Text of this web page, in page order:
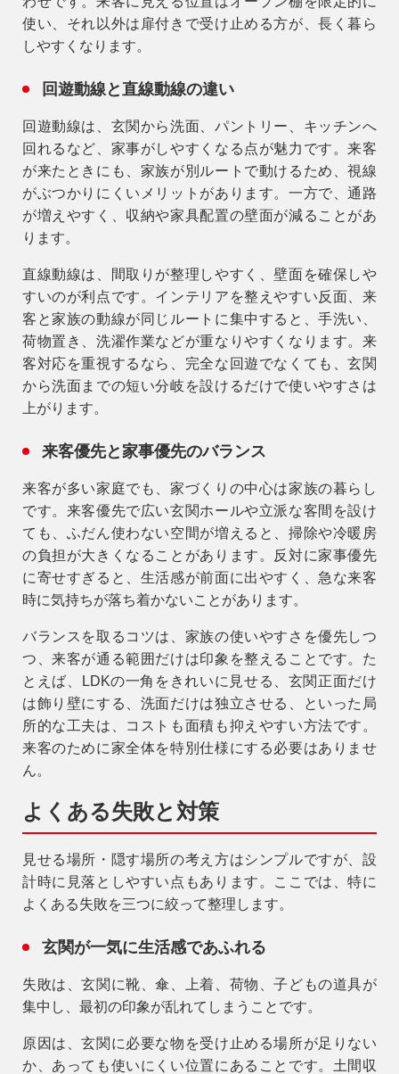
使い、それ以外は扉付きで受け止める方が、長く暮ら
しやすくなります。
回遊動線と直線動線の違い
回遊動線は、玄関から洗面、パントリー、キッチンへ
回れるなど、家事がしやすくなる点が魅力です。来客
が来たときにも、家族が別ルートで動けるため、視線
がぶつかりにくいメリットがあります。一方で、通路
が増えやすく、収納や家具配置の壁面が減ることがあ
ります。
直線動線は、間取りが整理しやすく、壁面を確保しや
すいのが利点です。インテリアを整えやすい反面、来
客と家族の動線が同じルートに集中すると、手洗い、
荷物置き、洗濯作業などが重なりやすくなります。来
客対応を重視するなら、完全な回遊でなくても、玄関
から洗面までの短い分岐を設けるだけで使いやすさは
上がります。
来客優先と家事優先のバランス
来客が多い家庭でも、家づくりの中心は家族の暮らし
です。来客優先で広い玄関ホールや立派な客間を設け
ても、ふだん使わない空間が増えると、掃除や冷暖房
の負担が大きくなることがあります。反対に家事優先
に寄せすぎると、生活感が前面に出やすく、急な来客
時に気持ちが落ち着かないことがあります。
バランスを取るコツは、 家族の使いやすさを優先しつ
つ、来客が通る範囲だけは印象を整える ことです。た
とえば、LDKの一角をきれいに見せる、玄関正面だけ
は飾り壁にする、洗面だけは独立させる、といった局
所的な工夫は、コストも面積も抑えやすい方法です。
来客のために家全体を特別仕様にする必要はありませ
ん。
よくある失敗と対策
見せる場所・隠す場所の考え方はシンプルですが、設
計時に見落としやすい点もあります。ここでは、特に
よくある失敗を三つに絞って整理します。
玄関が一気に生活感であふれる
失敗は、玄関に靴、傘、上着、荷物、子どもの道具が
集中し、最初の印象が乱れてしまうことです。
原因 は、玄関に必要な物を受け止める場所が足りない
か、あっても使いにくい位置にあることです。土間収